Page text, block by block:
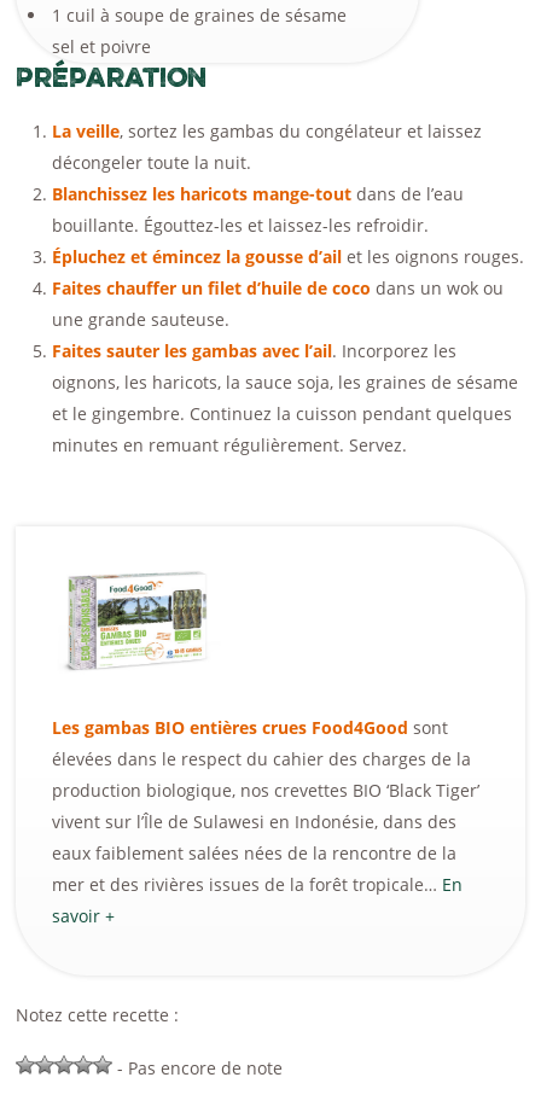
1 cuil à soupe de graines de sésame
sel et poivre
Préparation
La veille, sortez les gambas du congélateur et laissez
décongeler toute la nuit.
Blanchissez les haricots mange-tout dans de l’eau
bouillante. Égouttez-les et laissez-les refroidir.
Épluchez et émincez la gousse d’ail et les oignons rouges.
Faites chauffer un filet d’huile de coco dans un wok ou
une grande sauteuse.
Faites sauter les gambas avec l’ail. Incorporez les
oignons, les haricots, la sauce soja, les graines de sésame
et le gingembre. Continuez la cuisson pendant quelques
minutes en remuant régulièrement. Servez.
Les gambas BIO entières crues Food4Good sont
élevées dans le respect du cahier des charges de la
production biologique, nos crevettes BIO ‘Black Tiger’
vivent sur l’Île de Sulawesi en Indonésie, dans des
eaux faiblement salées nées de la rencontre de la
mer et des rivières issues de la forêt tropicale… En
savoir +
Notez cette recette :
- Pas encore de note